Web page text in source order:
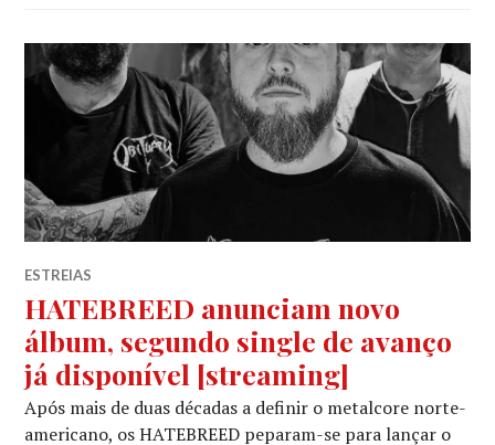
ESTREIAS
HATEBREED anunciam novo
álbum, segundo single de avanço
já disponível [streaming]
Após mais de duas décadas a definir o metalcore norte-
americano, os HATEBREED peparam-se para lançar o